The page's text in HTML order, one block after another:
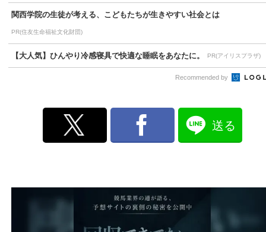
関西学院の生徒が考える、こどもたちが生きやすい社会とは
PR(住友生命福祉文化財団)
【大人気】ひんやり冷感寝具で快適な睡眠をあなたに。 PR(アイリスプラザ)
Recommended by
送る